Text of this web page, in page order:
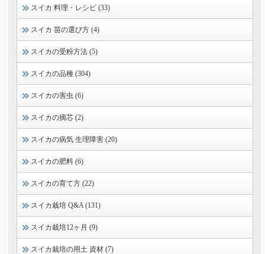
スイカ 料理・レシピ (33)
スイカ 苗の選び方 (4)
スイカの受粉方法 (5)
スイカの品種 (304)
スイカの害虫 (6)
スイカの摘芯 (2)
スイカの病気 生理障害 (20)
スイカの肥料 (6)
スイカの育て方 (22)
スイカ栽培 Q&A (131)
スイカ栽培12ヶ月 (9)
スイカ栽培の用土 資材 (7)